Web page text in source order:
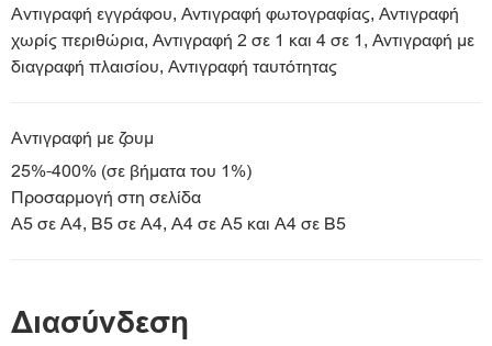
Αντιγραφή εγγράφου, Αντιγραφή φωτογραφίας, Αντιγραφή
χωρίς περιθώρια, Αντιγραφή 2 σε 1 και 4 σε 1, Αντιγραφή με
διαγραφή πλαισίου, Αντιγραφή ταυτότητας
Αντιγραφή με ζουμ
25%-400% (σε βήματα του 1%)
Προσαρμογή στη σελίδα
A5 σε A4, B5 σε A4, A4 σε A5 και A4 σε B5
Διασύνδεση